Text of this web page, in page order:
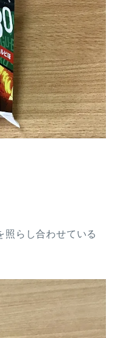
照らし合わせている